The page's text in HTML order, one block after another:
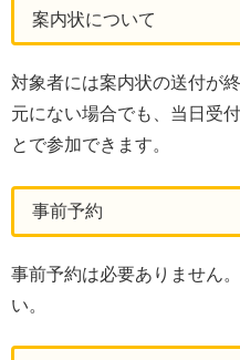
案内状について
対象者には案内状の送付が
元にない場合でも、当日受
とで参加できます。
事前予約
事前予約は必要ありません
い。